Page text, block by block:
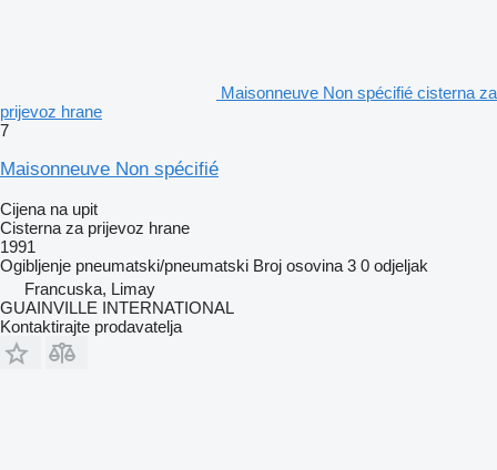
Maisonneuve Non spécifié cisterna za
prijevoz hrane
7
Maisonneuve Non spécifié
Cijena na upit
Cisterna za prijevoz hrane
1991
Ogibljenje pneumatski/pneumatski Broj osovina 3 0 odjeljak
Francuska, Limay
GUAINVILLE INTERNATIONAL
Kontaktirajte prodavatelja